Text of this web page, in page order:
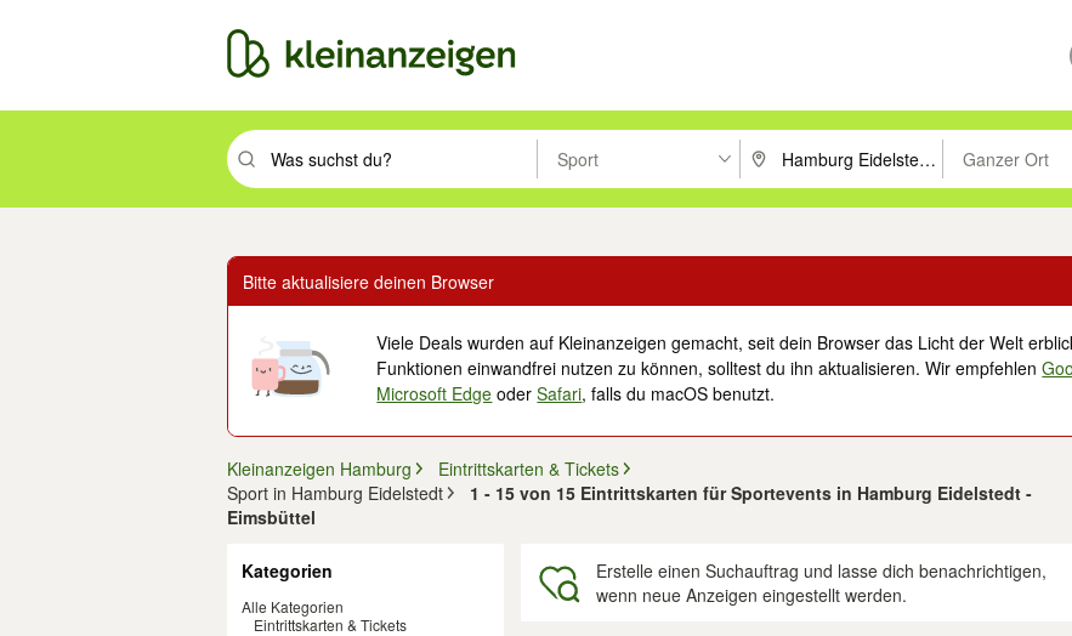
Suchbegriff eingeben. Eingabetaste drücken um zu suchen, oder Vorschläge mit den Pfeiltasten nach oben/
Sport PLZ oder Ort eingeben. Eingabetaste
Ganzer Ort
Suche im
Bitte aktualisiere deinen Browser
Viele Deals wurden auf Kleinanzeigen gemacht, seit dein Browser das Licht der Welt
Funktionen einwandfrei nutzen zu können, solltest du ihn aktualisieren. Wir empfehlen
Microsoft Edge oderSafari, falls du macOS benutzt.
Kleinanzeigen Hamburg
Eintrittskarten & Tickets
Sport in Hamburg Eidelstedt
1 - 15 von 15 Eintrittskarten für Sportevents in Hamburg Eidelstedt -
Eimsbüttel
Kategorien
Alle Kategorien
Eintrittskarten & Tickets
Erstelle einen Suchauftrag und lasse dich benachrichtigen,
wenn neue Anzeigen eingestellt werden.